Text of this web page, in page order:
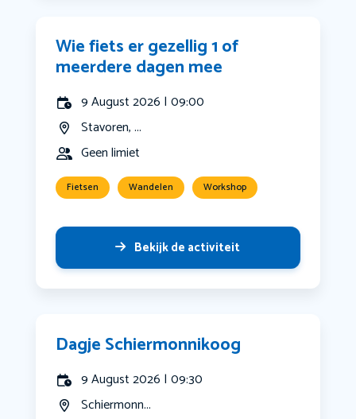
Wie fiets er gezellig 1 of
meerdere dagen mee
9 August 2026 | 09:00
Stavoren, ...
Geen limiet
Fietsen Wandelen Workshop
Bekijk de activiteit
Dagje Schiermonnikoog
9 August 2026 | 09:30
Schiermonn...